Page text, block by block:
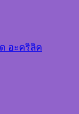
อะคริลิค